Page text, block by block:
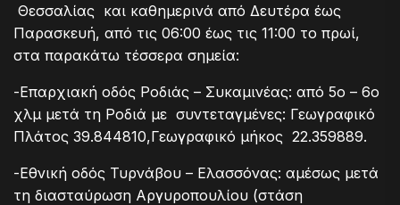
Θεσσαλίας και καθημερινά από Δευτέρα έως
Παρασκευή, από τις 06:00 έως τις 11:00 το πρωί,
στα παρακάτω τέσσερα σημεία:
-Επαρχιακή οδός Ροδιάς – Συκαμινέας: από 5ο – 6ο
χλμ μετά τη Ροδιά με συντεταγμένες: Γεωγραφικό
Πλάτος 39.844810,Γεωγραφικό μήκος 22.359889.
-Εθνική οδός Τυρνάβου – Ελασσόνας: αμέσως μετά
τη διασταύρωση Αργυροπουλίου (στάση